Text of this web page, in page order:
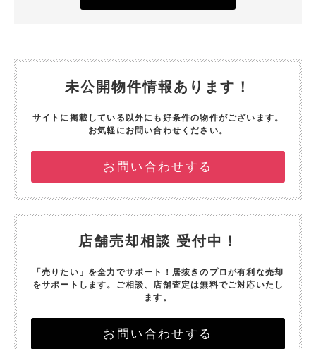
未公開物件情報あります！
サイトに掲載している以外にも好条件の物件がございます。
お気軽にお問い合わせください。
お問い合わせする
店舗売却相談 受付中！
「売りたい」を全力でサポート！ 居抜きのプロが有利な売却
をサポートします。 ご相談、店舗査定は無料でご対応いたし
ます。
お問い合わせする